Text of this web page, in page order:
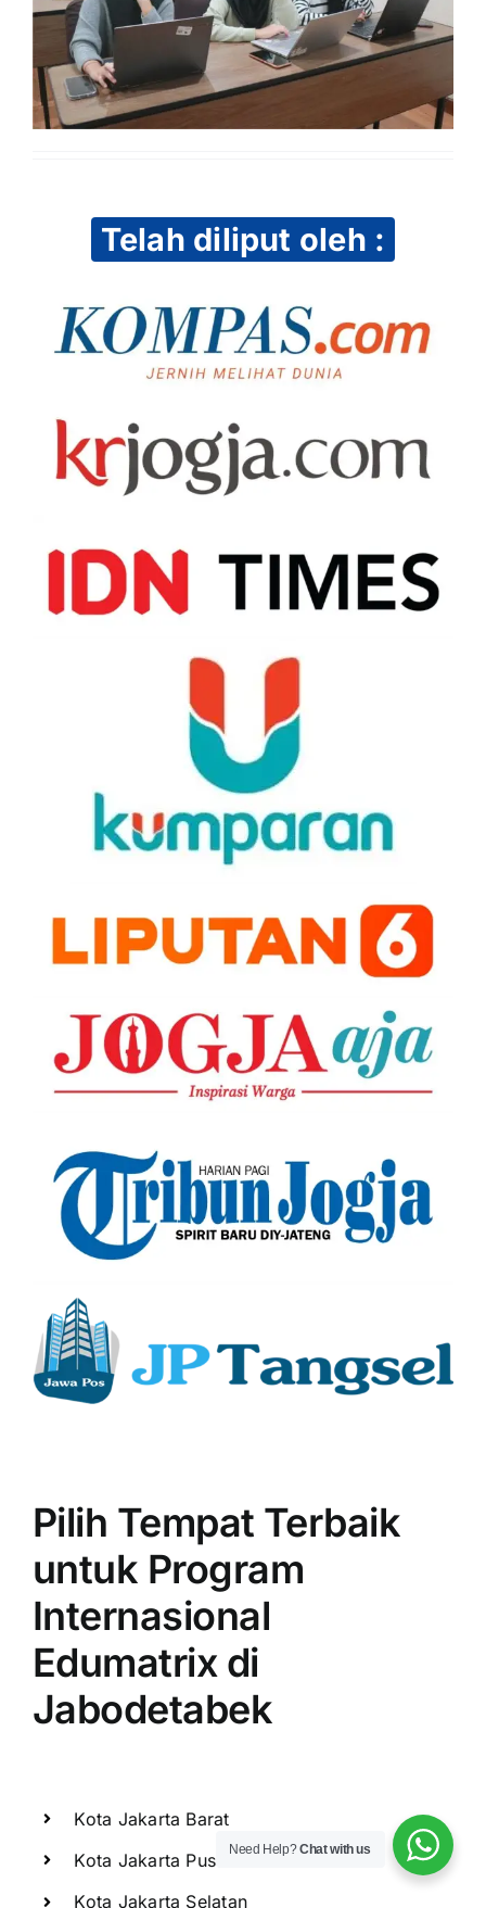
Telah diliput oleh :
Pilih Tempat Terbaik
untuk Program
Internasional
Edumatrix di
Jabodetabek
Kota Jakarta Barat
Kota Jakarta Pusat
Kota Jakarta Selatan
Need Help?Chat with us